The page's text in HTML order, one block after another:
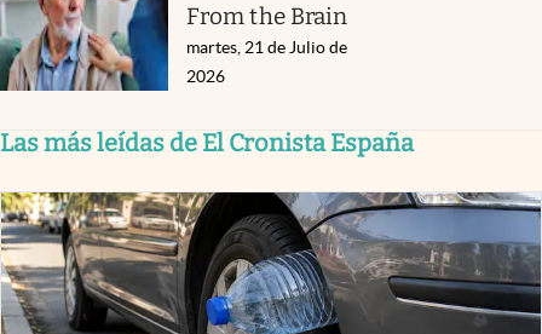
From the Brain
martes, 21 de Julio de
2026
Las más leídas de El Cronista España